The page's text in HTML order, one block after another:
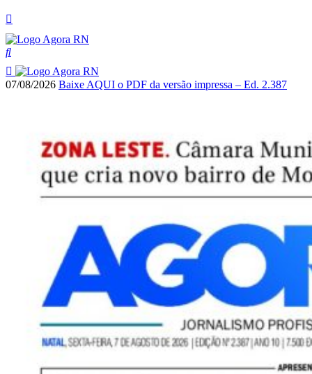
07/08/2026 Baixe AQUI o PDF da versão impressa – Ed. 2.387